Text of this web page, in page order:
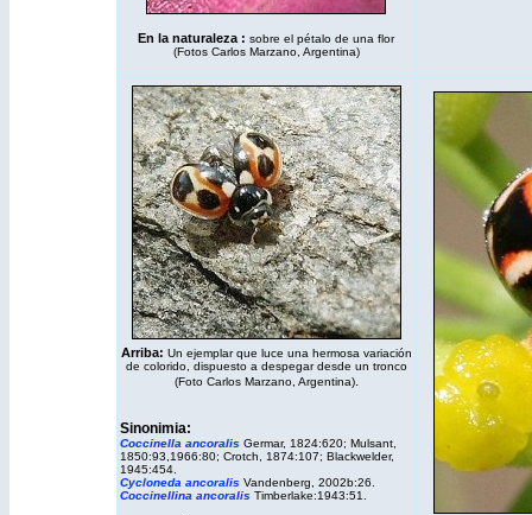
En la naturaleza : sobre el pétalo de una flor
(Fotos Carlos Marzano, Argentina)
Arriba: Un ejemplar que luce una hermosa variación
de colorido, dispuesto a despegar desde un tronco
(Foto Carlos Marzano, Argentina).
Sinonimia:
Coccinella ancoralis Germar, 1824:620; Mulsant,
1850:93,1966:80; Crotch, 1874:107; Blackwelder,
1945:454.
Cycloneda ancoralis Vandenberg, 2002b:26.
Coccinellina ancoralis Timberlake:1943:51.